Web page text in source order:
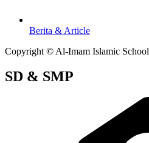
Berita & Article
Copyright © Al-Imam Islamic School
SD & SMP